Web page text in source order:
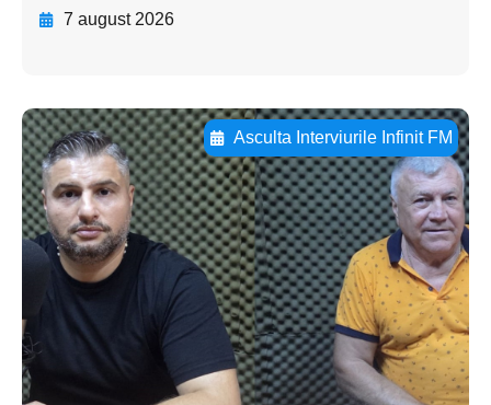
7 august 2026
Asculta Interviurile Infinit FM
Adaugă aici textul pentru
subtitluAdaugă aici
textul pentru
subtitluAdaugă aici
textul pentru
subtitluAdaugă aici
textul pentru subti